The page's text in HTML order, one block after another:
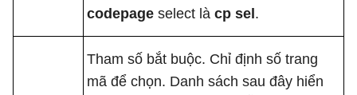
codepage select là cp sel .
Tham số bắt buộc. Chỉ định số trang
mã để chọn. Danh sách sau đây hiển